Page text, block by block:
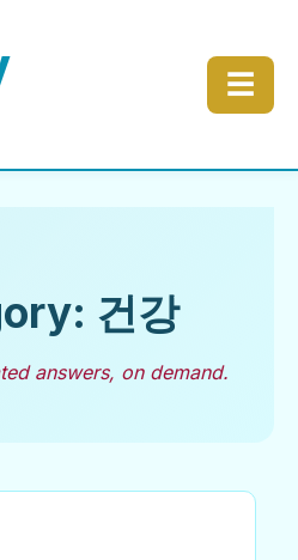
☰
건강
answers, on demand.